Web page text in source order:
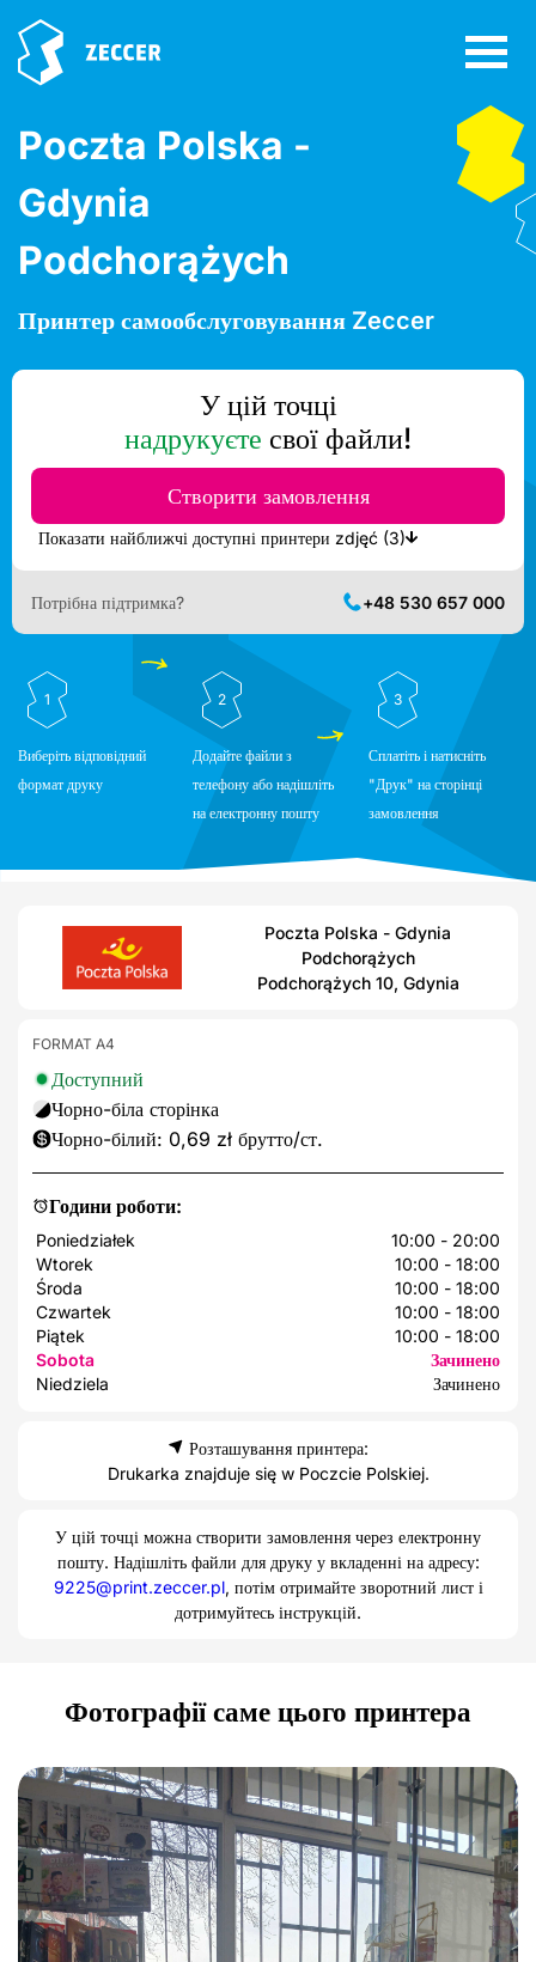
Poczta Polska -
Gdynia
Podchorążych
Принтер самообслуговування Zeccer
У цій точці
надрукуєте свої файли!
Створити замовлення
Показати найближчі доступні принтери zdjęć (3)
Потрібна підтримка? +48 530 657 000
1
Виберіть відповідний
формат друку
2
Додайте файли з
телефону або надішліть
на електронну пошту
3
Сплатіть і натисніть
"Друк" на сторінці
замовлення
Poczta Polska - Gdynia
Podchorążych
Podchorążych 10, Gdynia
Години роботи:
Poniedziałek
10:00 - 20:00
Wtorek
10:00 - 18:00
Środa
10:00 - 18:00
Czwartek
10:00 - 18:00
Piątek
10:00 - 18:00
Sobota
Зачинено
Niedziela
Зачинено
FORMAT A4
Доступний
Чорно-біла сторінка
Чорно-білий: 0,69 zł брутто/ст.
Розташування принтера:
Drukarka znajduje się w Poczcie Polskiej.
У цій точці можна створити замовлення через електронну
пошту. Надішліть файли для друку у вкладенні на адресу:
9225@print.zeccer.pl, потім отримайте зворотний лист і
дотримуйтесь інструкцій.
Фотографії саме цього принтера